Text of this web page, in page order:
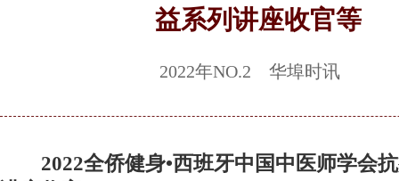
益系列讲座收官等
2022年NO.2 华埠时讯
2022全侨健身•西班牙中国中医师学会